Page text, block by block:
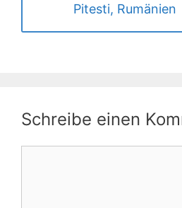
Pitesti, Rumänien
Schreibe einen